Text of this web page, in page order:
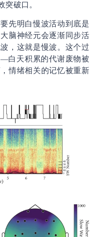
突破口。
先明白慢波活动到底是
脑神经元会逐渐同步活
，这就是慢波。这个过
白天积累的代谢废物被
情绪相关的记忆被重新